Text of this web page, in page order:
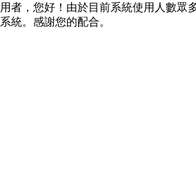
者，您好！由於目前系統使用人數眾
統。感謝您的配合。